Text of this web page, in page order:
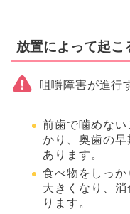
放置によって起こ
咀嚼障害が進行
前歯で噛めな
かり、奥歯の
あります。
食べ物をしっ
大きくなり、
ります。